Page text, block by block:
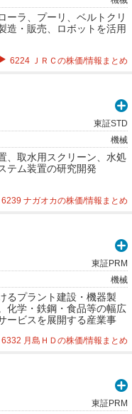
ーラ、プーリ、ベルトクリ
造・販売、ロボットを活用
6224 ＪＲＣの株価/情報まとめ
東証STD
機械
、取水用スクリーン、水処
テム装置の研究開発
6239 ナガオカの株価/情報まとめ
東証PRM
機械
るプラント建設・機器製
化学・鉄鋼・食品等の幅広
ービスを展開する産業事
6332 月島ＨＤの株価/情報まとめ
東証PRM